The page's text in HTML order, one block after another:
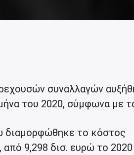
συναλλαγών
του 2020, σύμφωνα με
διαμορφώθηκε το κόστος
9,298 δισ. ευρώ το